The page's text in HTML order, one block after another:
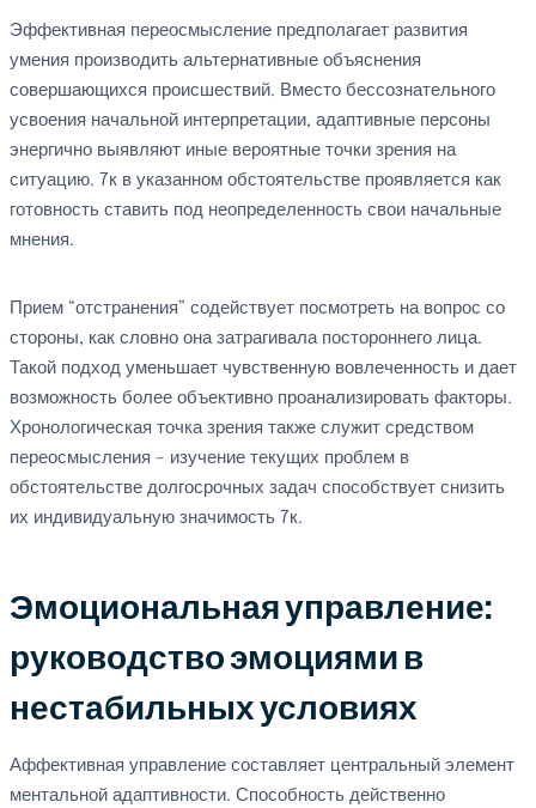
Эффективная переосмысление предполагает развития
умения производить альтернативные объяснения
совершающихся происшествий. Вместо бессознательного
усвоения начальной интерпретации, адаптивные персоны
энергично выявляют иные вероятные точки зрения на
ситуацию. 7к в указанном обстоятельстве проявляется как
готовность ставить под неопределенность свои начальные
мнения.
Прием “отстранения” содействует посмотреть на вопрос со
стороны, как словно она затрагивала постороннего лица.
Такой подход уменьшает чувственную вовлеченность и дает
возможность более объективно проанализировать факторы.
Хронологическая точка зрения также служит средством
переосмысления – изучение текущих проблем в
обстоятельстве долгосрочных задач способствует снизить
их индивидуальную значимость 7к.
Эмоциональная управление:
руководство эмоциями в
нестабильных условиях
Аффективная управление составляет центральный элемент
ментальной адаптивности. Способность действенно